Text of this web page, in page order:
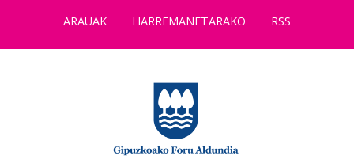
ARAUAK
HARREMANETARAKO RSS